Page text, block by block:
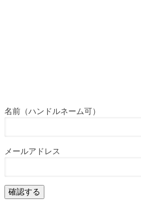
名前（ハンドルネーム可）
メールアドレス